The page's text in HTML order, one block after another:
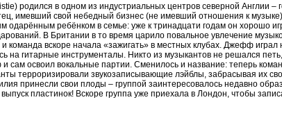
родился в одном из индустриальных центров северной Англии –
имевший свой небедный бизнес (не имевший отношения к
ребёнком в семье: уже к тринадцати годам он хорошо
В Британии в то время царило повальное увлечение
и команда вскоре начала «зажигать» в местных клубах. Джефф
на гитарные инструменталы. Никто из музыкантов не решался
сам освоил вокальные партии. Сменилось и название: теперь
терроризировали звукозаписывающие лэйблы, забрасывая их
принесли свои плоды – группой заинтересовалось недавно
пластинок! Вскоре группа уже приехала в Лондон, чтобы